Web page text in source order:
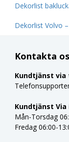
Dekorlist
Dekorlist Volvo
Kontakta
Kundtjänst via
Kundtjänst Via
Mån-Torsdag
Fredag 06:00-